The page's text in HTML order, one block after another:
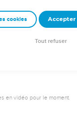
tous les pays et
en vidéo pour le moment.
cookies
Tout refuser